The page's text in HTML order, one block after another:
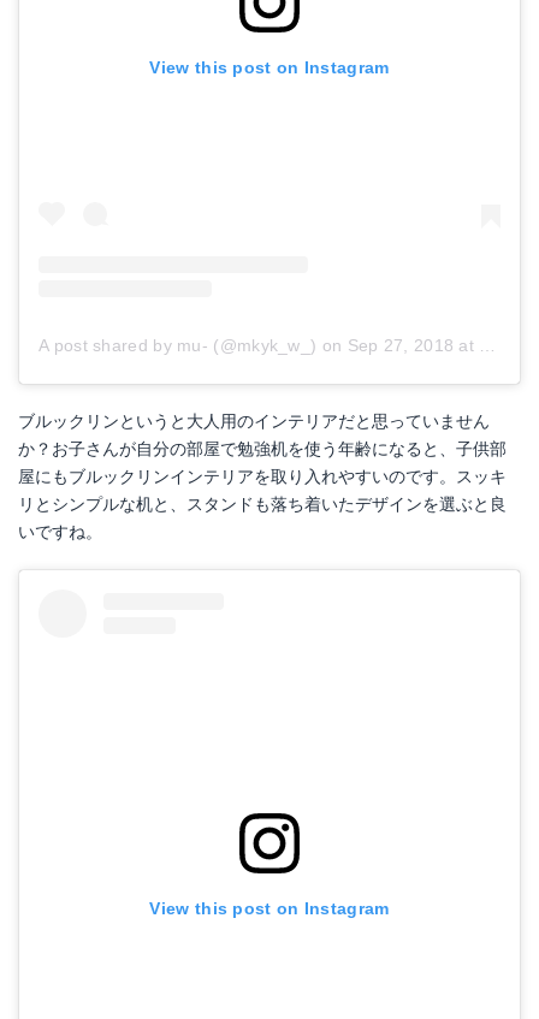
View this post on Instagram
A post shared by mu- (@mkyk_w_) on Sep 27, 2018 at 3:21am PDT
ブルックリンというと大人用のインテリアだと思っていません
か？お子さんが自分の部屋で勉強机を使う年齢になると、子供部
屋にもブルックリンインテリアを取り入れやすいのです。スッキ
リとシンプルな机と、スタンドも落ち着いたデザインを選ぶと良
いですね。
View this post on Instagram